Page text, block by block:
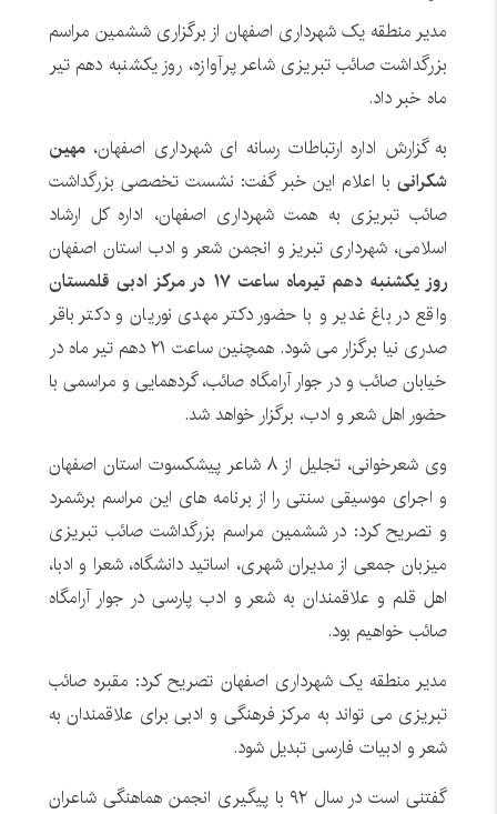
مدیر منطقه یک شهرداری اصفهان از برگزاری ششمین مراسم
بزرگداشت صائب تبریزی شاعر پرآوازه، روز یکشنبه دهم تیر
ماه خبر داد.
به گزارش اداره ارتباطات رسانه ای شهرداری اصفهان،مهین
شکرانیبا اعلام این خبر گفت: نشست تخصصی بزرگداشت
صائب تبریزی به همت شهرداری اصفهان، اداره کل ارشاد
اسلامی، شهرداری تبریز و انجمن شعر و ادب استان اصفهان
روز یکشنبه دهم تیرماه ساعت ۱۷ در مرکز ادبی قلمستان
واقع در باغ غدیر و با حضور دکتر مهدی نوریان و دکتر باقر
صدری نیا برگزار می شود. همچنین ساعت ۲۱ دهم تیر ماه در
خیابان صائب و در جوار آرامگاه صائب، گردهمایی و مراسمی با
حضور اهل شعر و ادب، برگزار خواهد شد.
وی شعرخوانی، تجلیل از ۸ شاعر پیشکسوت استان اصفهان
و اجرای موسیقی سنتی را از برنامه های این مراسم برشمرد
و تصریح کرد: در ششمین مراسم بزرگداشت صائب تبریزی
میزبان جمعی از مدیران شهری، اساتید دانشگاه، شعرا و ادبا،
اهل قلم و علاقمندان به شعر و ادب پارسی در جوار آرامگاه
صائب خواهیم بود.
مدیر منطقه یک شهرداری اصفهان تصریح کرد: مقبره صائب
تبریزی می تواند به مرکز فرهنگی و ادبی برای علاقمندان به
شعر و ادبیات فارسی تبدیل شود.
گفتنی است در سال ۹۲ با پیگیری انجمن هماهنگی شاعران